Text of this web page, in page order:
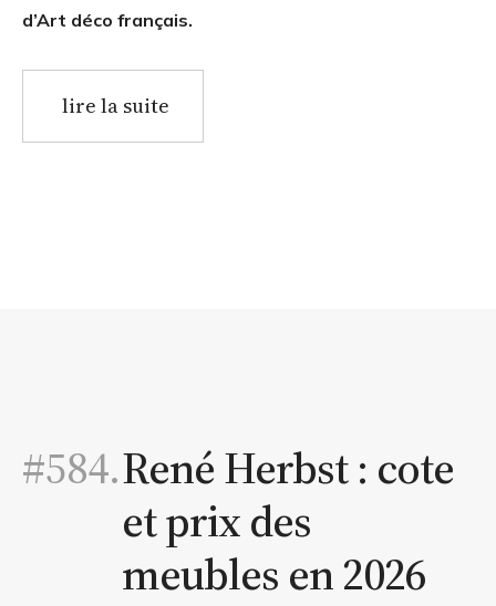
d’Art déco français.
lire la suite
#584.René Herbst : cote
et prix des
meubles en 2026